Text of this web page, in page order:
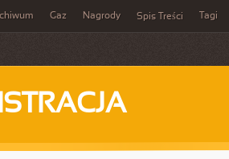
Gaz Nagrody Spis Treści Tagi